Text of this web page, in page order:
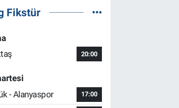
Fikstür
20:00
- Alanyaspor
17:00